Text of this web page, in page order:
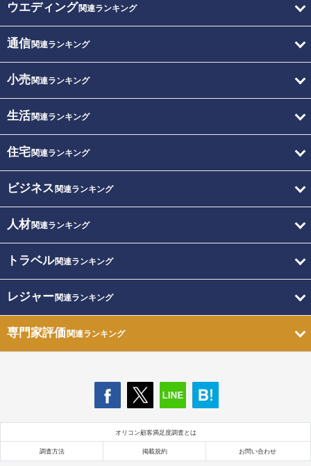
ウエディング関連ランキング
通信関連ランキング
小売関連ランキング
生活関連ランキング
住宅関連ランキング
ビジネス 関連ランキング
人材関連ランキング
トラベル関連ランキング
レジャー関連ランキング
専門家評価関連ランキング
オリコン顧客満足度調査とは
調査方法 掲載規約 お問い合わせ